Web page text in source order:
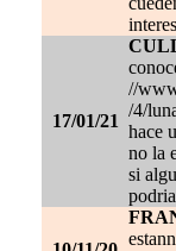
17/01/21
//
/4/
hace
no la
si